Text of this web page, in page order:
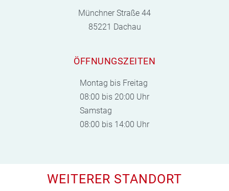
Münchner Straße 44
85221 Dachau
ÖFFNUNGSZEITEN
Montag bis Freitag
08:00 bis 20:00 Uhr
Samstag
08:00 bis 14:00 Uhr
WEITERER STANDORT